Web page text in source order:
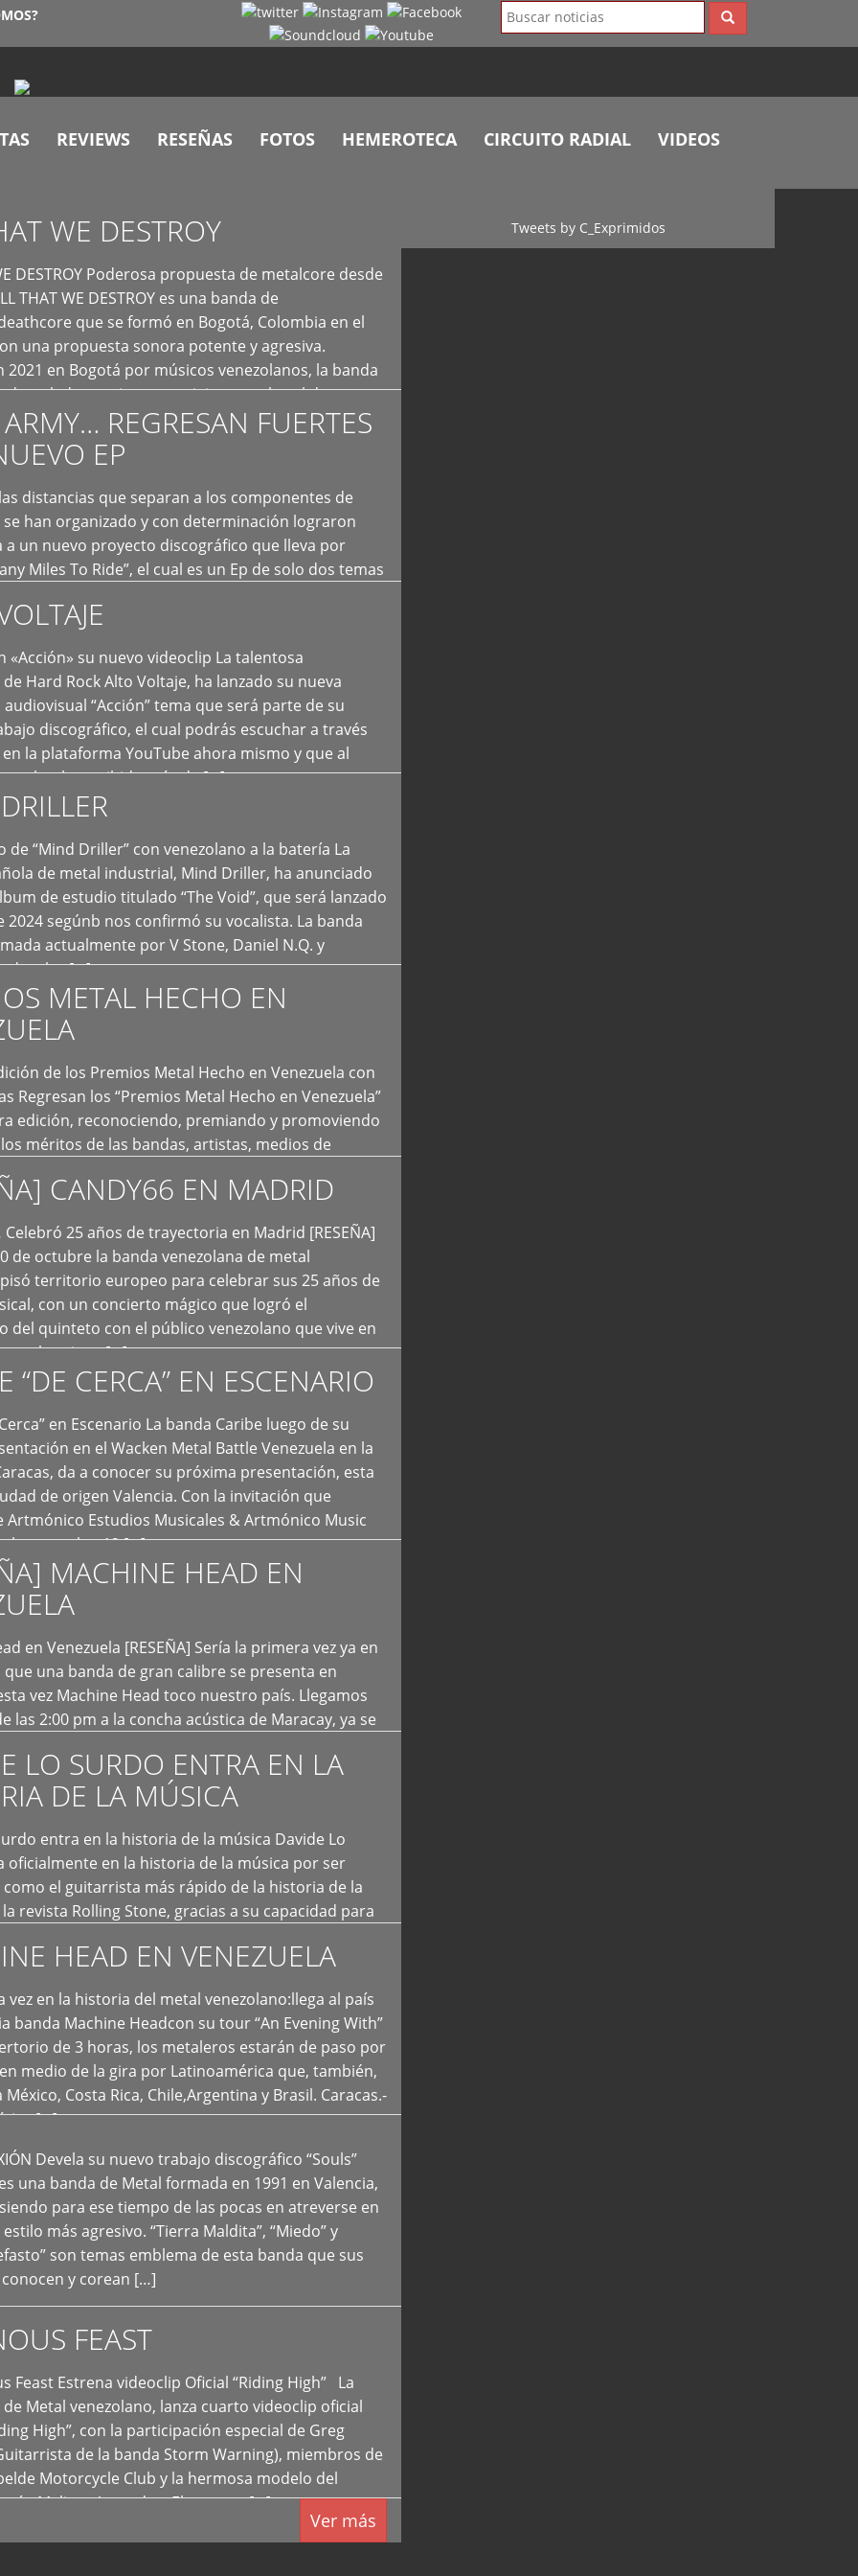
REVIEWS RESEÑAS FOTOS HEMEROTECA CIRCUITO RADIAL VIDEOS
WE DESTROY
DESTROY Poderosa propuesta de metalcore desde
THAT WE DESTROY es una banda de
que se formó en Bogotá, Colombia en el
una propuesta sonora potente y agresiva.
2021 en Bogotá por músicos venezolanos, la banda
demoledores, ritmos vertiginosos y breakdowns
creando […]REGRESAN FUERTES
EP
distancias que separan a los componentes de
se han organizado y con determinación lograron
a un nuevo proyecto discográfico que lleva por
Miles To Ride”, el cual es un Ep de solo dos temas
[…]
«Acción» su nuevo videoclip La talentosa
Hard Rock Alto Voltaje, ha lanzado su nueva
“Acción” tema que será parte de su
discográfico, el cual podrás escuchar a través
la plataforma YouTube ahora mismo y que al
ya ha recibido más de […]
de “Mind Driller” con venezolano a la batería La
de metal industrial, Mind Driller, ha anunciado
de estudio titulado “The Void”, que será lanzado
2024 segúnb nos confirmó su vocalista. La banda
actualmente por V Stone, Daniel N.Q. y
a las […]
METAL HECHO EN
de los Premios Metal Hecho en Venezuela con
Regresan los “Premios Metal Hecho en Venezuela”
edición, reconociendo, premiando y promoviendo
méritos de las bandas, artistas, medios de
tendencias del metal y […]
CANDY66 EN MADRID
Celebró 25 años de trayectoria en Madrid [RESEÑA]
de octubre la banda venezolana de metal
territorio europeo para celebrar sus 25 años de
con un concierto mágico que logró el
del quinteto con el público venezolano que vive en
que los sigue […]
“DE CERCA” EN ESCENARIO
en Escenario La banda Caribe luego de su
en el Wacken Metal Battle Venezuela en la
da a conocer su próxima presentación, esta
de origen Valencia. Con la invitación que
Artmónico Estudios Musicales & Artmónico Music
cumplen 12 […]
MACHINE HEAD EN
en Venezuela [RESEÑA] Sería la primera vez ya en
una banda de gran calibre se presenta en
vez Machine Head toco nuestro país. Llegamos
las 2:00 pm a la concha acústica de Maracay, ya se
LO SURDO ENTRA EN LA
DE LA MÚSICA
entra en la historia de la música Davide Lo
oficialmente en la historia de la música por ser
el guitarrista más rápido de la historia de la
revista Rolling Stone, gracias a su capacidad para
HEAD EN VENEZUELA
vez en la historia del metal venezolano:llega al país
banda Machine Headcon su tour “An Evening With”
de 3 horas, los metaleros estarán de paso por
medio de la gira por Latinoamérica que, también,
México, Costa Rica, Chile,Argentina y Brasil. Caracas.-
[…]
Devela su nuevo trabajo discográfico “Souls”
una banda de Metal formada en 1991 en Valencia,
para ese tiempo de las pocas en atreverse en
más agresivo. “Tierra Maldita”, “Miedo” y
son temas emblema de esta banda que sus
y corean […]
FEAST
Feast Estrena videoclip Oficial “Riding High” La
Metal venezolano, lanza cuarto videoclip oficial
High”, con la participación especial de Greg
de la banda Storm Warning), miembros de
Motorcycle Club y la hermosa modelo del
Melissa Acevedo. El potente […]
Ver más
Tweets by C_Exprimidos